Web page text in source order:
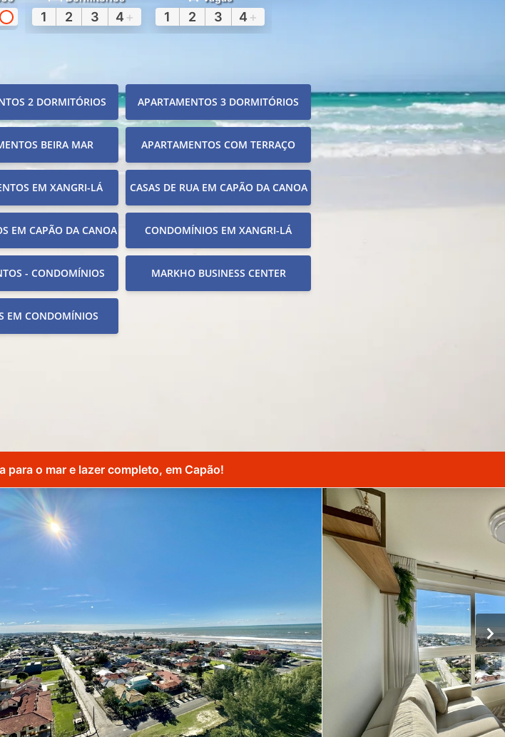
1 2 3 4 + 1 2 3 4 +
2 DORMITÓRIOS APARTAMENTOS 3 DORMITÓRIOS
BEIRA MAR APARTAMENTOS COM TERRAÇO
EM XANGRI-LÁ CASAS DE RUA EM CAPÃO DA CANOA
EM CAPÃO DA CANOA CONDOMÍNIOS EM XANGRI-LÁ
- CONDOMÍNIOS MARKHO BUSINESS CENTER
EM CONDOMÍNIOS
o mar e lazer completo, em Capão!